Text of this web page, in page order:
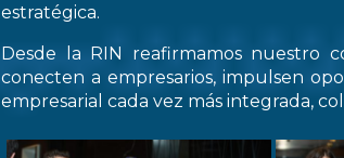
estratégica.
Desde la RIN reafirmamos nuestro
conecten a empresarios, impulsen
empresarial cada vez más integrada,